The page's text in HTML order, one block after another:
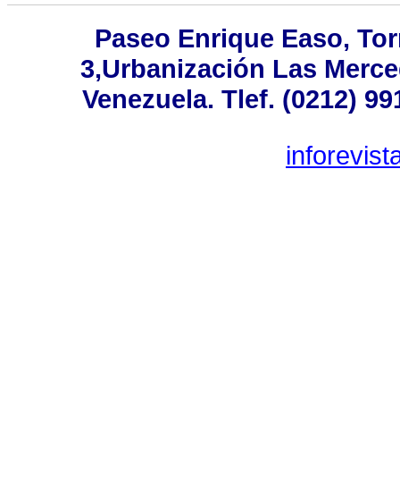
Paseo Enrique Easo,
3,Urbanización Las
Venezuela. Tlef. (0212)